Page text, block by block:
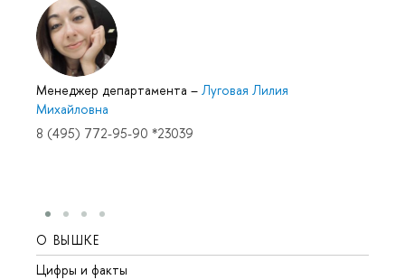
Менеджер департамента – Луговая Лилия
Михайловна
8 (495) 772-95-90 *23039
О ВЫШКЕ
Цифры и факты